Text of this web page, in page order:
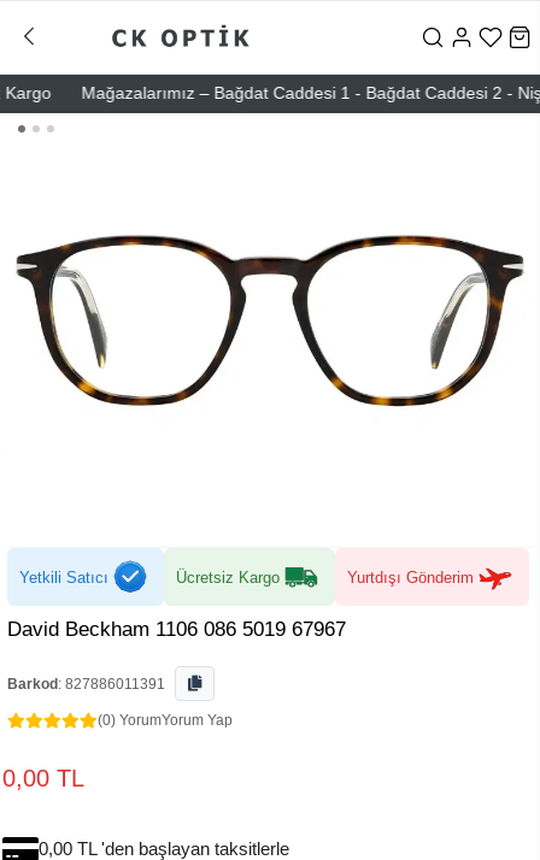
Mağazalarımız – Bağdat Caddesi 1 - Bağdat Caddesi 2 -
Yetkili Satıcı Ücretsiz Kargo Yurtdışı Gönderim
David Beckham 1106 086 5019 67967
Barkod : 827886011391
(0) YorumYorum Yap
0,00 TL
0,00 TL 'den başlayan taksitlerle